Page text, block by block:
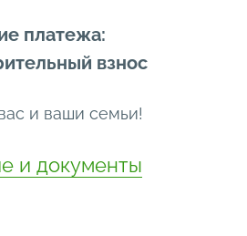
платежа:
взнос
и ваши семьи!
и документы